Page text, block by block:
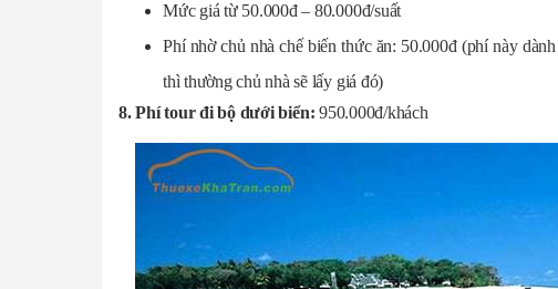
Mức giá từ 50.000đ – 80.000đ/suất
Phí nhờ chủ nhà chế biến thức ăn: 50.000đ (phí này
thì thường chủ nhà sẽ lấy giá đó)
8. Phí tour đi bộ dưới biển: 950.000đ/khách